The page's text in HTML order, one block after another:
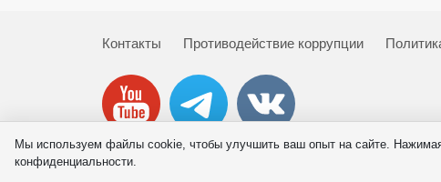
Контакты Противодействие коррупции
© 2026 ИНП РАН
Мы используем файлы cookie, чтобы улучшить ваш опыт на сайте.
конфиденциальности.